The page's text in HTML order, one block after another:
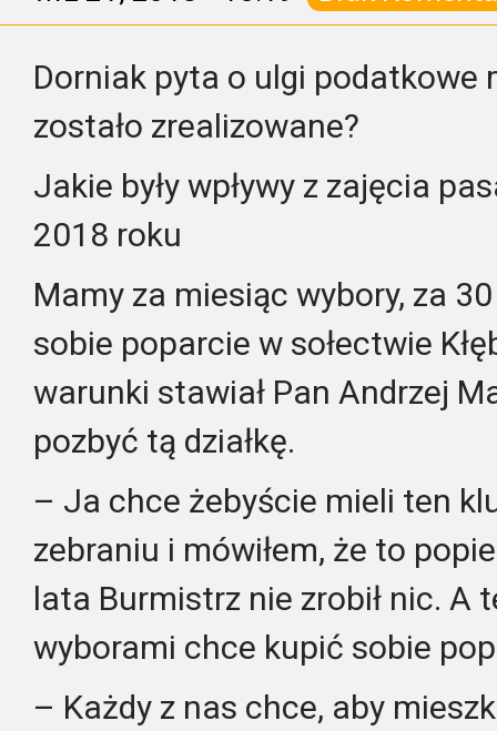
Dorniak pyta o ulgi podatkowe
zostało zrealizowane?
Jakie były wpływy z zajęcia
2018 roku
Mamy za miesiąc wybory, za
sobie poparcie w sołectwie
warunki stawiał Pan Andrzej
pozbyć tą działkę.
– Ja chce żebyście mieli ten
zebraniu i mówiłem, że to
lata Burmistrz nie zrobił nic. A
wyborami chce kupić sobie
– Każdy z nas chce, aby